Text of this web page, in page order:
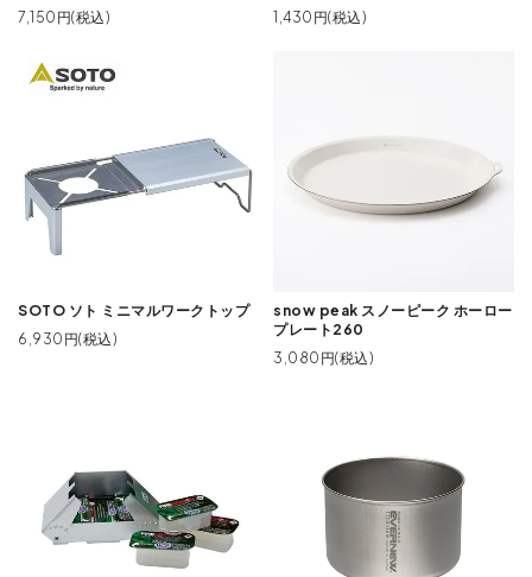
7,150円(税込)
1,430円(税込)
SOTO ソト ミニマルワークトップ
6,930円(税込)
snow peak スノーピーク ホーロー
プレート260
3,080円(税込)